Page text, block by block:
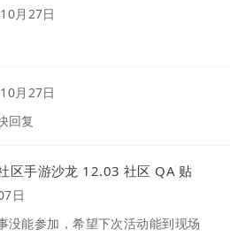
月27日
月27日
回复
区手游沙龙 12.03 社区 QA 贴
日
没能参加，希望下次活动能到现场